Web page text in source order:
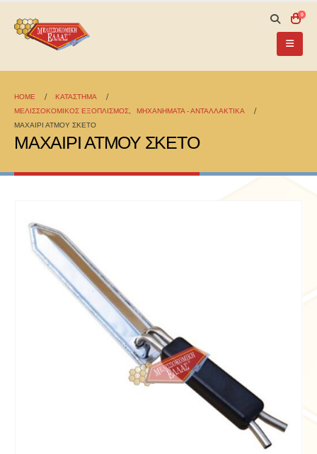
0
HOME
ΚΑΤΆΣΤΗΜΑ
ΜΕΛΙΣΣΟΚΟΜΙΚΟΣ ΕΞΟΠΛΙΣΜΟΣ
ΜΗΧΑΝΗΜΑΤΑ - ΑΝΤΑΛΛΑΚΤΙΚΑ
ΜΑΧΑΙΡΙ ΑΤΜΟΥ ΣΚΕΤΟ
ΜΑΧΑΙΡΙ ΑΤΜΟΥ ΣΚΕΤΟ